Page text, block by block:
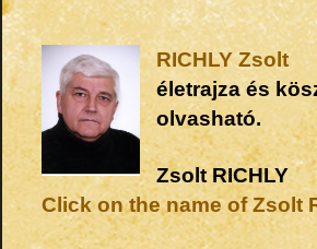
RICHLY Zsolt
életrajza és
olvasható.
Zsolt RICHLY
Click on the name of Zsolt